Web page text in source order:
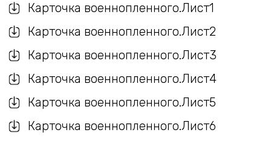
Карточка военнопленного.Лист1
Карточка военнопленного.Лист2
Карточка военнопленного.Лист3
Карточка военнопленного.Лист4
Карточка военнопленного.Лист5
Карточка военнопленного.Лист6